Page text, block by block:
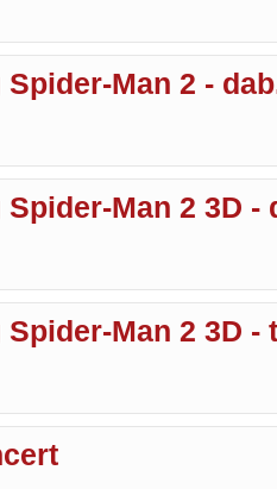
Man 2 -
Man 2 3D -
Man 2 3D -